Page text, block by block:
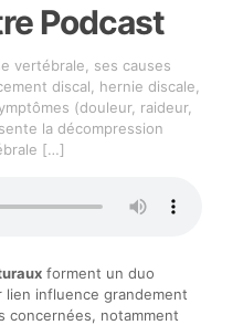
Podcast
vertébrale, ses causes
discal, hernie discale,
(douleur, raideur,
la décompression
[…]
forment un duo
lien influence grandement
concernées, notamment